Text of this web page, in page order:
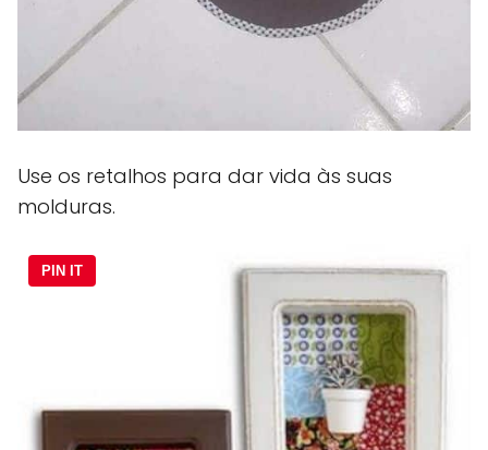
Use os retalhos para dar vida às suas
molduras.
PIN IT